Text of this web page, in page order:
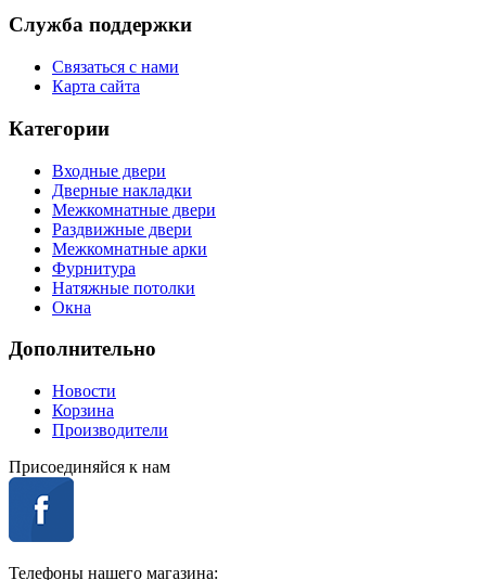
Служба поддержки
Связаться с нами
Карта сайта
Категории
Входные двери
Дверные накладки
Межкомнатные двери
Раздвижные двери
Межкомнатные арки
Фурнитура
Натяжные потолки
Окна
Дополнительно
Новости
Корзина
Производители
Присоединяйся к нам
Телефоны нашего магазина: